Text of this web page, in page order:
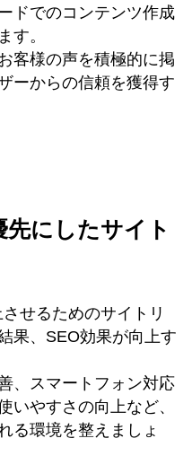
ドでのコンテンツ作成
す。
客様の声を積極的に掲
ーからの信頼を獲得す
にしたサイト
せるためのサイトリ
果、SEO効果が向上す
、スマートフォン対応
いやすさの向上など、
る環境を整えましょ